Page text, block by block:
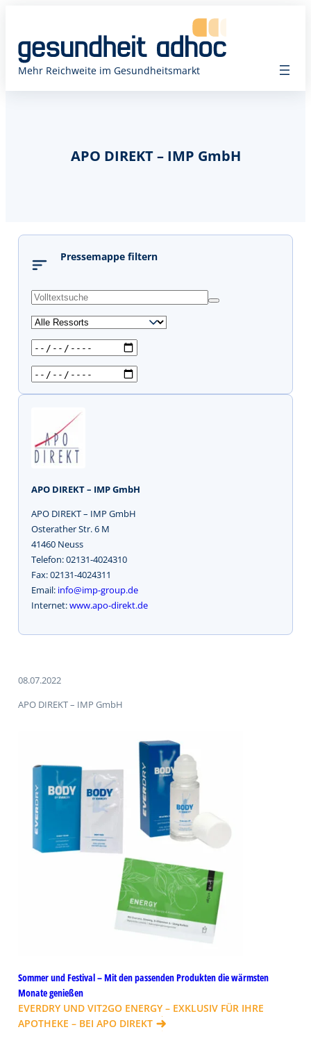
Mehr Reichweite im Gesundheitsmarkt
APO DIREKT – IMP GmbH
Pressemappe filtern
s
APO DIREKT – IMP GmbH
APO DIREKT – IMP GmbH
Osterather Str. 6 M
41460 Neuss
Telefon: 02131-4024310
Fax: 02131-4024311
Email: info@imp-group.de
Internet:www.apo-direkt.de
08.07.2022
APO DIREKT – IMP GmbH
Sommer und Festival – Mit den passenden Produkten die wärmsten
Monate genießen
EVERDRY UND VIT2GO ENERGY – EXKLUSIV FÜR IHRE
APOTHEKE – BEI APO DIREKT